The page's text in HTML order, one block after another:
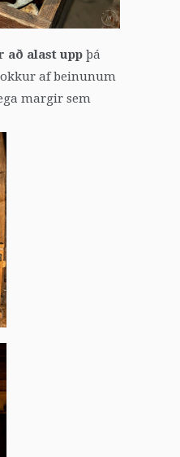
að alast upp þá
af beinunum
margir sem